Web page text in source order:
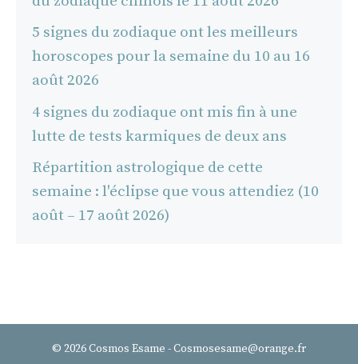
5 signes du zodiaque ont les meilleurs
horoscopes pour la semaine du 10 au 16
août 2026
4 signes du zodiaque ont mis fin à une
lutte de tests karmiques de deux ans
Répartition astrologique de cette
semaine : l'éclipse que vous attendiez (10
août – 17 août 2026)
© 2026 Cosmos Esame - Cosmosesame@orange.fr